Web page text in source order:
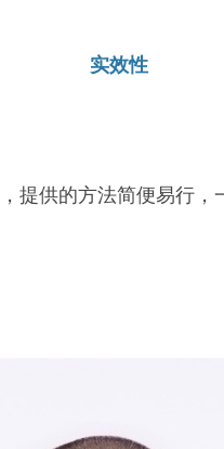
实效性
提供的方法简便易行，